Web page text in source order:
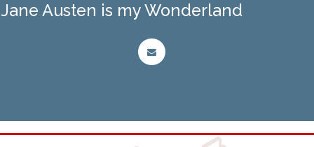
Jane Austen is my Wonderland